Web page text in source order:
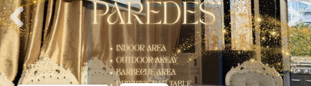
入
註
冊